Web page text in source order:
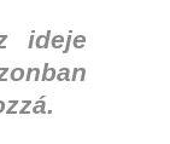
ideje